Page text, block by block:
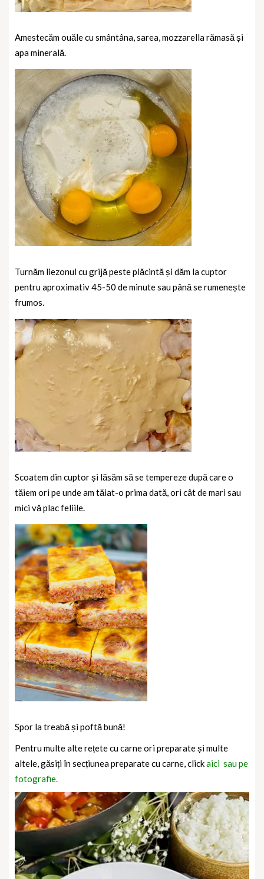
Amestecăm ouăle cu smântâna, sarea, mozzarella rămasă și
apa minerală.
Turnăm liezonul cu grijă peste plăcintă și dăm la cuptor
pentru aproximativ 45-50 de minute sau până se rumenește
frumos.
Scoatem din cuptor și lăsăm să se tempereze după care o
tăiem ori pe unde am tăiat-o prima dată, ori cât de mari sau
mici vă plac feliile.
Spor la treabă și poftă bună!
Pentru multe alte rețete cu carne ori preparate și multe
altele, găsiți în secțiunea preparate cu carne, clickaici sau pe
fotografie.